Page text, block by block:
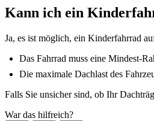
Kann ich ein
Ja, es ist möglich, ein Kinderfahrrad
Das Fahrrad muss eine Mindest-
Die maximale Dachlast des
Falls Sie unsicher sind, ob Ihr
War das hilfreich?